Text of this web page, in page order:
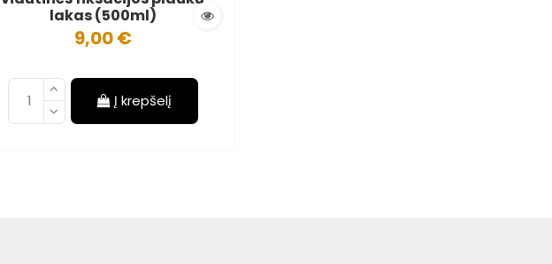
lakas (500ml)
9,00 €
Į krepšelį